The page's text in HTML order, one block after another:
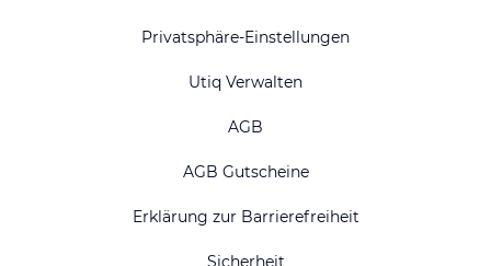
Privatsphäre-Einstellungen
Utiq Verwalten
AGB
AGB Gutscheine
Erklärung zur Barrierefreiheit
Sicherheit